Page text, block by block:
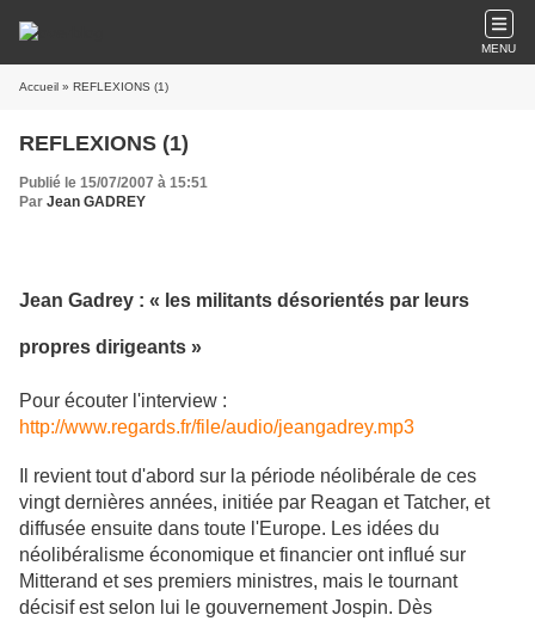
MENU
Accueil » REFLEXIONS (1)
REFLEXIONS (1)
Publié le 15/07/2007 à 15:51
Par Jean GADREY
Jean Gadrey : « les militants désorientés par leurs
propres dirigeants »
Pour écouter l'interview :
http://www.regards.fr/file/audio/jeangadrey.mp3
Il revient tout d'abord sur la période néolibérale de ces
vingt dernières années, initiée par Reagan et Tatcher, et
diffusée ensuite dans toute l'Europe. Les idées du
néolibéralisme économique et financier ont influé sur
Mitterand et ses premiers ministres, mais le tournant
décisif est selon lui le gouvernement Jospin. Dès